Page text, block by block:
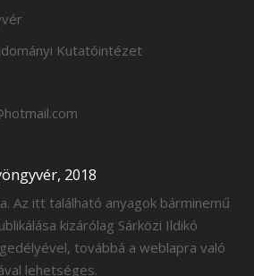
Kutatóintézet
2018
Az itt található anyagok bárminemű
kizárólag Sárközi Ildikó
továbbá a weblapra való
lehetséges.